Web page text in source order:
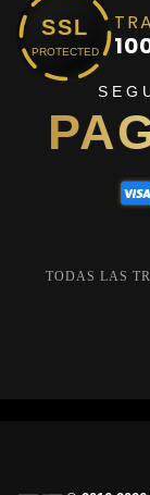
SSL
PROTECTED
TODAS LAS